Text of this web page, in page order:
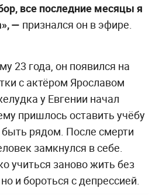
все последние месяцы я
— признался он в эфире.
23 года, он появился на
с актёром Ярославом
у Евгении начал
пришлось оставить учёбу
рядом. После смерти
замкнулся в себе.
учиться заново жить без
и бороться с депрессией.